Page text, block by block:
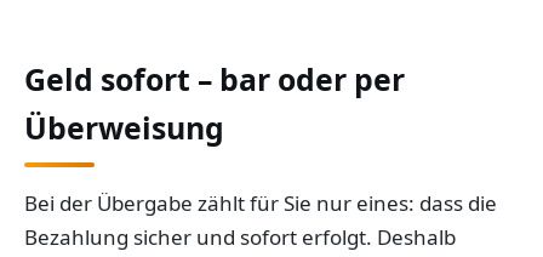
Geld sofort – bar oder per
Überweisung
Bei der Übergabe zählt für Sie nur eines: dass die
Bezahlung sicher und sofort erfolgt. Deshalb